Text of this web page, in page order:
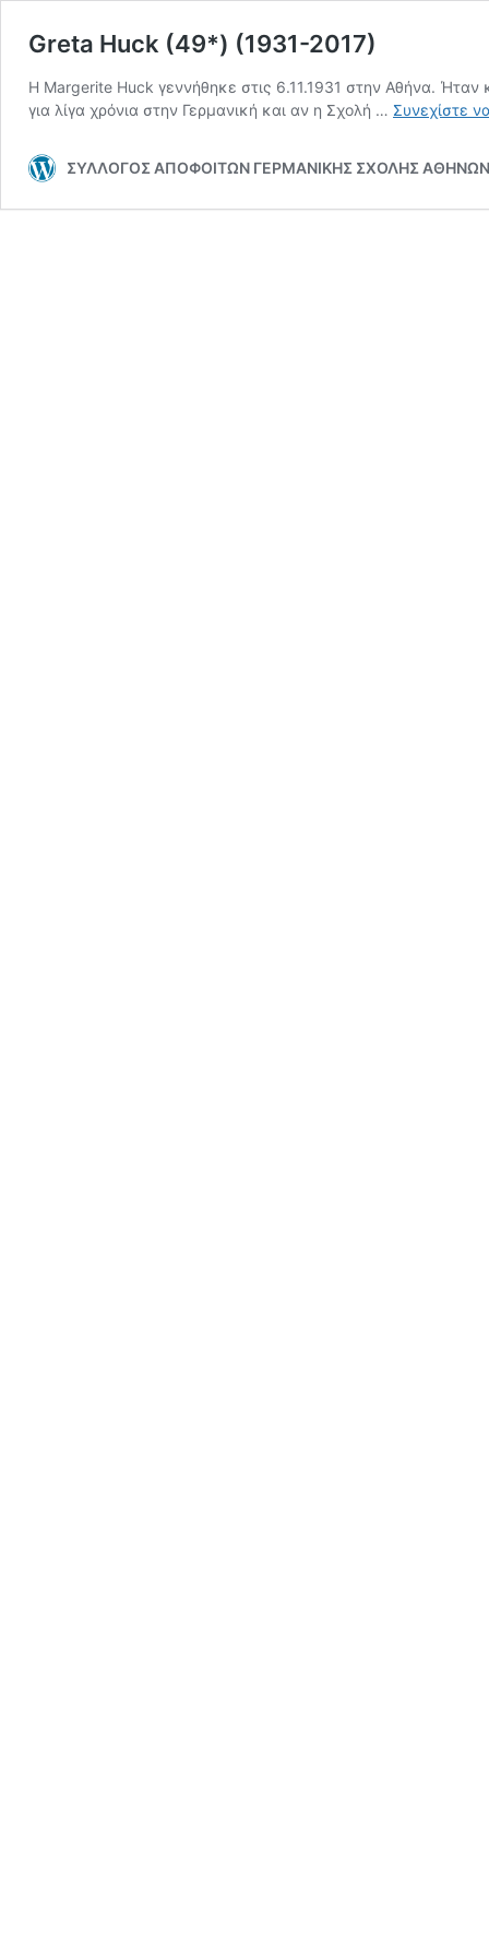
Greta Huck (49*) (1931-2017)
Η Margerite Huck γεννήθηκε στις 6.11.1931 στην Αθήνα.
για λίγα χρόνια στην Γερμανική και αν η Σχολή … Συνεχίστε
ΣΥΛΛΟΓΟΣ ΑΠΟΦΟΙΤΩΝ ΓΕΡΜΑΝΙΚΗΣ ΣΧΟΛΗΣ ΑΘΗΝΩΝ